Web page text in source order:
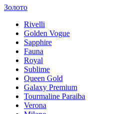
Золото
Rivelli
Golden Vogue
Sapphire
Fauna
Royal
Sublime
Queen Gold
Galaxy Premium
Tourmaline Paraiba
Verona